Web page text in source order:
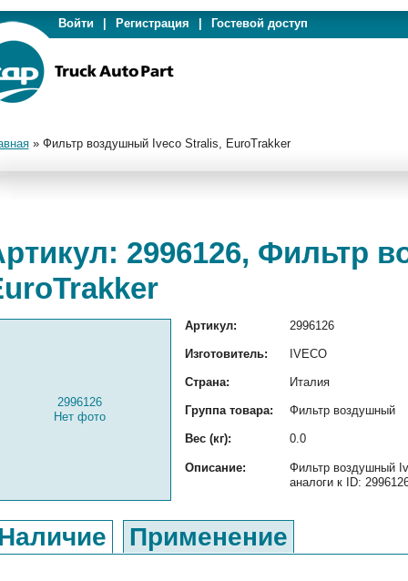
Войти Регистрация Гостевой доступ
» Фильтр воздушный Iveco Stralis, EuroTrakker
2996126, Фильтр
2996126
Нет фото
Артикул: 2996126
Изготовитель: IVECO
Страна: Италия
Группа товара: Фильтр воздушный
Вес (кг): 0.0
Описание:
Фильтр воздушный
аналоги к ID:
Применение